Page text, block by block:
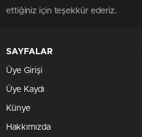
ettiğiniz için teşekkür ederiz.
SAYFALAR
Üye Girişi
Üye Kaydı
Künye
Hakkımızda